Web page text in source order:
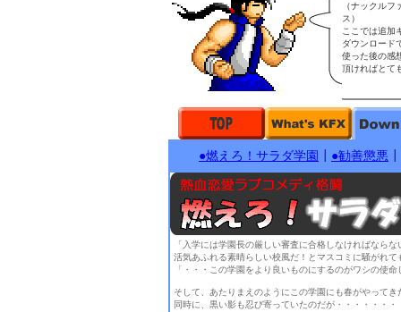
（ナックルフ
ス）
ここでは追加
ダウンロード
使った後の感
頂ければとて
●燃えろ！サラダ学園 ●勧善懲悪
「入学には学園長の厳しい審査に合格しなければなら
活気あふれる素晴らしい校風だ！とマスコミに騒がれ
「・・・この学園をより良いものにするのがワシの使
そして、あたりまえのようにこの学園にも春がやってき
同時に、黒い影も忍び寄っていたのだが・・・・・・